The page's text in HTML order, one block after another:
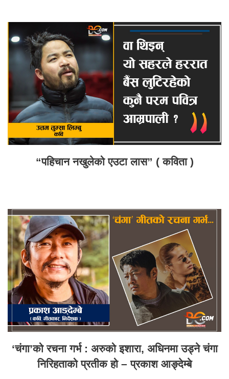
“पहिचान नखुलेको एउटा लास” ( कविता )
‘चंगा’को रचना गर्भ : अरुको इशारा, अधिनमा उड्ने चंगा
निरिहताको प्रतीक हो – प्रकाश आङ्देम्बे